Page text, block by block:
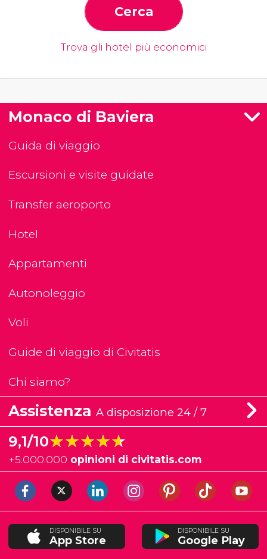
Cerca
Trova gli hotel più economici
Monaco di Baviera
Guida di viaggio
Escursioni e visite guidate
Transfer aeroporto
Hotel
Appartamenti
Autonoleggio
Voli
Guide di viaggio di Civitatis
Chi siamo?
Assistenza A disposizione 24 / 7
9,1/10★★★★★
★★★★★
+5.000.000 opinioni di civitatis.com
DISPONIBILE SU
App Store
DISPONIBILE SU
Google Play